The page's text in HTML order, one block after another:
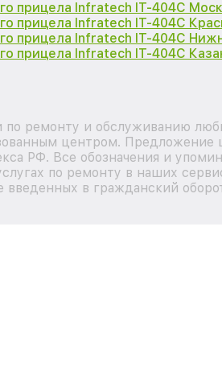
прицела Infratech IT-404C
прицела Infratech IT-404C
прицела Infratech IT-404C
прицела Infratech IT-404C
по ремонту и обслуживанию
центром.
РФ. Все обозначения и
по ремонту в наших
введенных в гражданский